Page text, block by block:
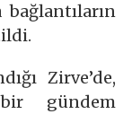
Zirve’de,
gündem